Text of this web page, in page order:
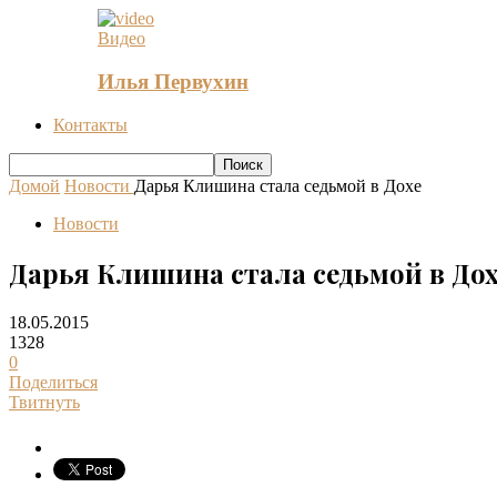
Видео
Илья Первухин
Контакты
Домой Новости Дарья Клишина стала седьмой в Дохе
Новости
Дарья Клишина стала седьмой в
18.05.2015
1328
0
Поделиться
Твитнуть